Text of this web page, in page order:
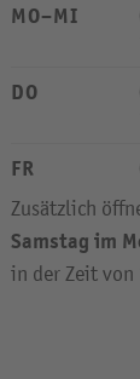
MO–MI
DO
FR
Zusätzlich
Samstag im
in der Zeit von